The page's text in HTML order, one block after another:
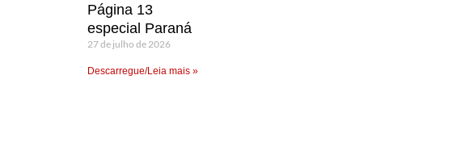
Página 13
especial Paraná
27 de julho de 2026
Descarregue/Leia mais »